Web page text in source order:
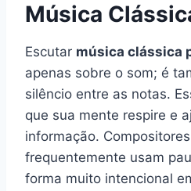
Música
Escutar música clássica
apenas sobre o som; é
silêncio entre as notas.
que sua mente respire e
informação.
frequentemente usam
forma muito intencional